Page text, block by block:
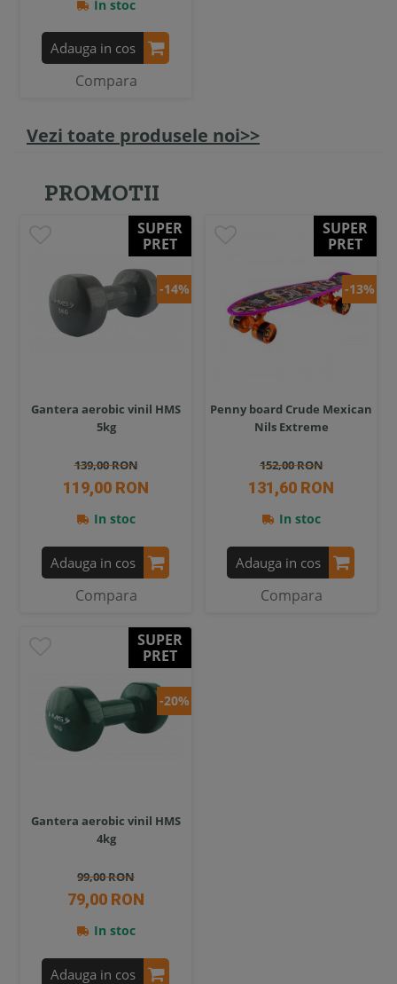
In stoc
Adauga in cos
Compara
Vezi toate produsele noi>>
PROMOTII
SUPER
PRET
-14%
Gantera aerobic vinil HMS
5kg
139,00 RON
119,00 RON
In stoc
Adauga in cos
Compara
SUPER
PRET
-13%
Penny board Crude Mexican
Nils Extreme
152,00 RON
131,60 RON
In stoc
Adauga in cos
Compara
SUPER
PRET
-20%
Gantera aerobic vinil HMS
4kg
99,00 RON
79,00 RON
In stoc
Adauga in cos